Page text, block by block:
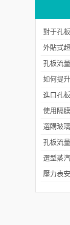
壓力表